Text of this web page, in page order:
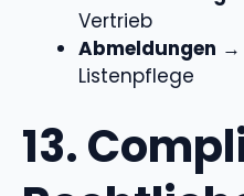
Vertrieb
Abmeldungen →
Listenpflege
13.